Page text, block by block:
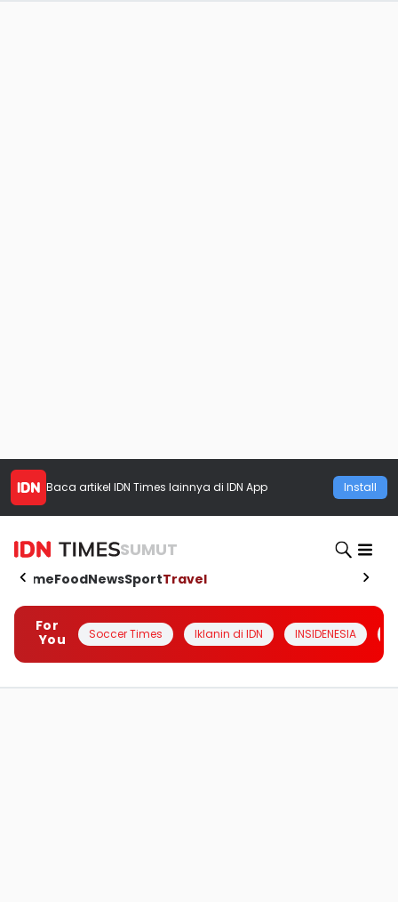
Baca artikel IDN Times lainnya di IDN App Install
SUMUT
HomeFoodNewsSportTravel
For
You
Soccer Times Iklanin di IDN INSIDENESIA